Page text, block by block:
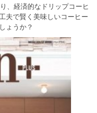
、経済的なドリップコーヒ
夫で賢く美味しいコーヒー
ょうか？